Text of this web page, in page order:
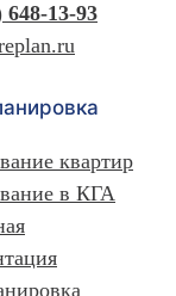
648-13-93
квартир
в КГА